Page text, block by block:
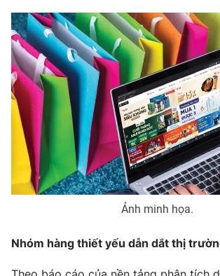
Câu chuyện quốc tế
Thị trường
Góc doanh nghiệp
Dữ liệu và đời sống
Truyền hình
Phim VTV
Hậu trường
Nhân vật
Khán giả
Giải sao mai
Giải trí
Điện ảnh
Âm nhạc
Sao
Đời sống
Du lịch
Làm đẹp
Giáo dục
Học trực tuyến
Hitech Công nghệ tương lai
Ảnh minh họa.
Nhóm hàng thiết yếu dẫn dắt thị